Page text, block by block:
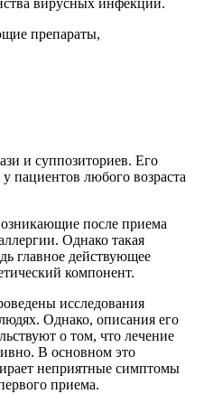
вирусных инфекций.
препараты,
и суппозиториев. Его
пациентов любого возраста
после приема
Однако такая
главное действующее
компонент.
исследования
Однако, описания его
о том, что лечение
В основном это
неприятные симптомы
приема.